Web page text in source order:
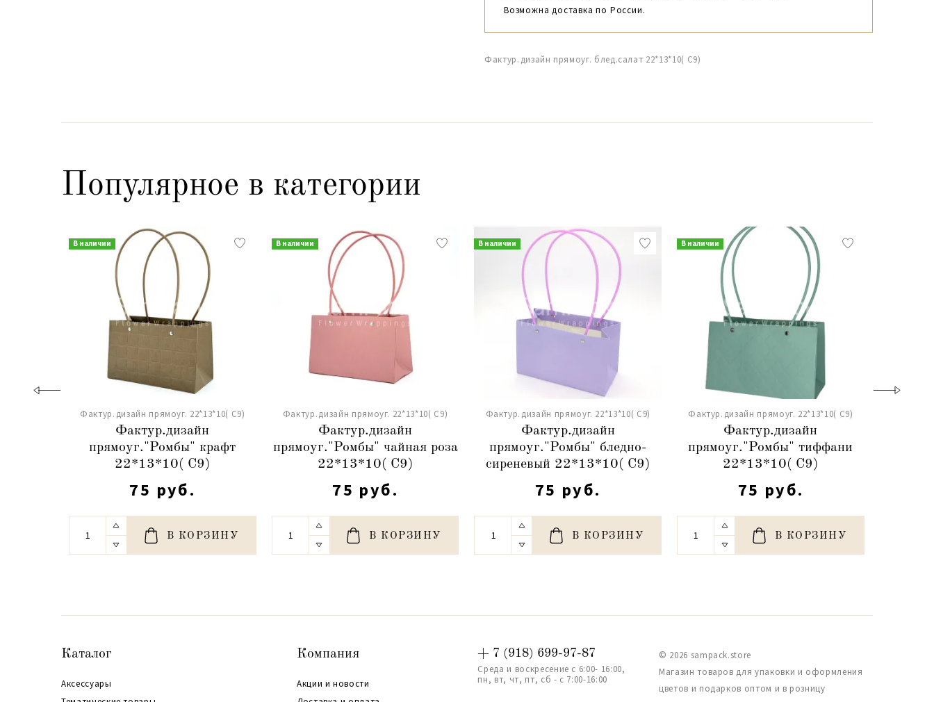
Возможна доставка по России.
Фактур.дизайн прямоуг. блед.салат 22*13*10( С9)
Популярное в категории
В наличии
Фактур.дизайн прямоуг. 22*13*10( С9)
Фактур.дизайн
прямоуг."Ромбы" крафт
22*13*10( С9)
75 руб.
В КОРЗИНУ
В наличии
Фактур.дизайн прямоуг. 22*13*10( С9)
Фактур.дизайн
прямоуг."Ромбы" чайная роза
22*13*10( С9)
75 руб.
В КОРЗИНУ
В наличии
Фактур.дизайн прямоуг. 22*13*10( С9)
Фактур.дизайн
прямоуг."Ромбы" бледно-
сиреневый 22*13*10( С9)
75 руб.
В КОРЗИНУ
В наличии
Фактур.дизайн прямоуг. 22*13*10( С9)
Фактур.дизайн
прямоуг."Ромбы" тиффани
22*13*10( С9)
75 руб.
В КОРЗИНУ
Каталог
Аксессуары
Компания
Акции и новости
+ 7 (918) 699-97-87
Среда и воскресение с 6:00- 16:00,
пн, вт, чт, пт, сб - с 7:00-16:00
© 2026 sampack.store
Магазин товаров для упаковки и оформления
цветов и подарков оптом и в розницу